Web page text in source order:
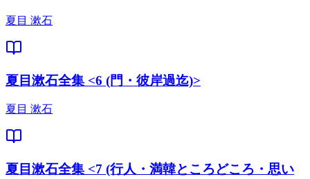
夏目 漱石
夏目漱石全集 <6 (門・彼岸過迄)>
夏目 漱石
夏目漱石全集 <7 (行人・満韓ところどころ・思い